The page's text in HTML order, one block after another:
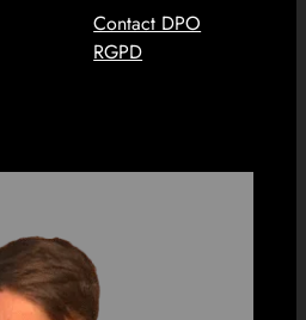
Contact DPO
RGPD